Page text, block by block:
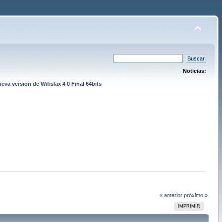
Noticias:
version de Wifislax 4 0 Final 64bits
« anterior próximo »
IMPRIMIR